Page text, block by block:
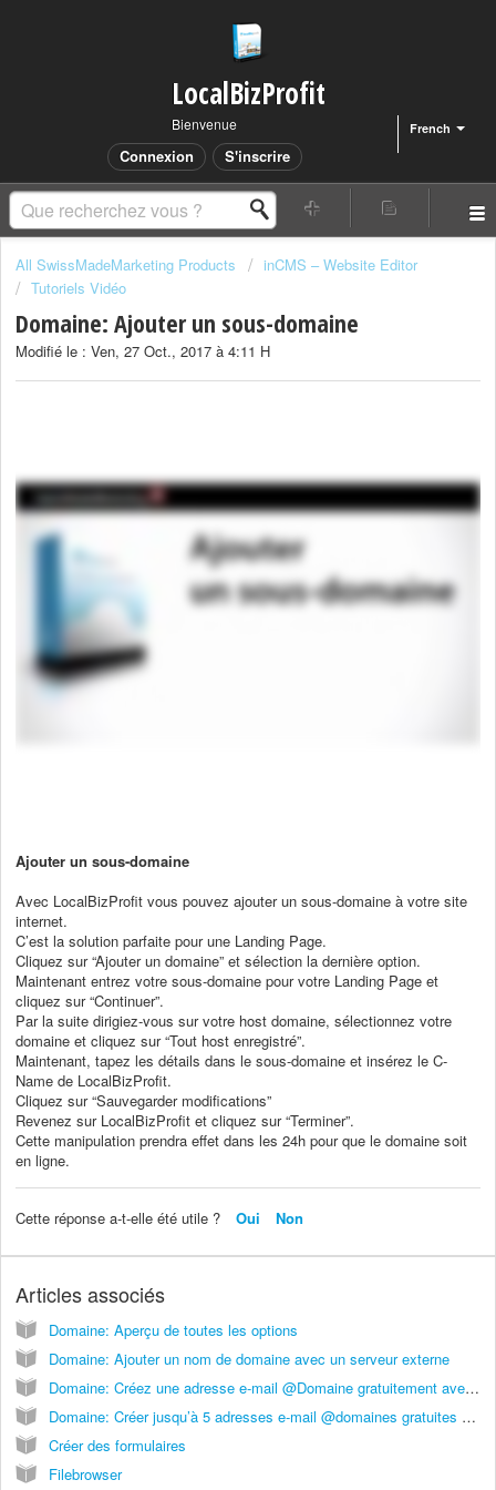
LocalBizProfit
French
Bienvenue
Connexion S'inscrire
All SwissMadeMarketing Products
inCMS – Website Editor
Tutoriels Vidéo
Domaine: Ajouter un sous-domaine
Modifié le : Ven, 27 Oct., 2017 à 4:11 H
Ajouter un sous-domaine
Avec LocalBizProfit vous pouvez ajouter un sous-domaine à votre site
internet.
C’est la solution parfaite pour une Landing Page.
Cliquez sur “Ajouter un domaine” et sélection la dernière option.
Maintenant entrez votre sous-domaine pour votre Landing Page et
cliquez sur “Continuer”.
Par la suite dirigiez-vous sur votre host domaine, sélectionnez votre
domaine et cliquez sur “Tout host enregistré”.
Maintenant, tapez les détails dans le sous-domaine et insérez le C-
Name de LocalBizProfit.
Cliquez sur “Sauvegarder modifications”
Revenez sur LocalBizProfit et cliquez sur “Terminer”.
Cette manipulation prendra effet dans les 24h pour que le domaine soit
en ligne.
Cette réponse a-t-elle été utile ? Oui Non
Articles associés
Domaine: Aperçu de toutes les options
Domaine: Ajouter un nom de domaine avec un serveur externe
Domaine: Créez une adresse e-mail @Domaine gratuitement avec Gmail
Domaine: Créer jusqu’à 5 adresses e-mail @domaines gratuites avec Zoho
Créer des formulaires
Filebrowser